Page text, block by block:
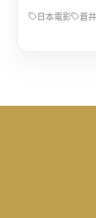
日本電影 蒼